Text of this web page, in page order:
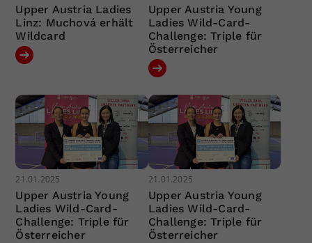
Upper Austria Ladies
Linz: Muchová erhält
Wildcard
Upper Austria Young
Ladies Wild-Card-
Challenge: Triple für
Österreicher
21.01.2025
Upper Austria Young
Ladies Wild-Card-
Challenge: Triple für
Österreicher
21.01.2025
Upper Austria Young
Ladies Wild-Card-
Challenge: Triple für
Österreicher